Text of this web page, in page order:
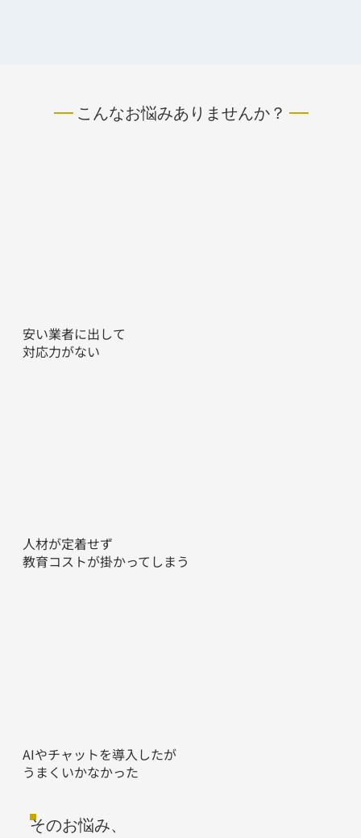
こんなお悩みありませんか？
安い業者に出して
​対応力がない
人材が定着せず
​教育コストが掛かってしまう
AIやチャットを導入したが
​うまくいかなかった
そのお悩み、